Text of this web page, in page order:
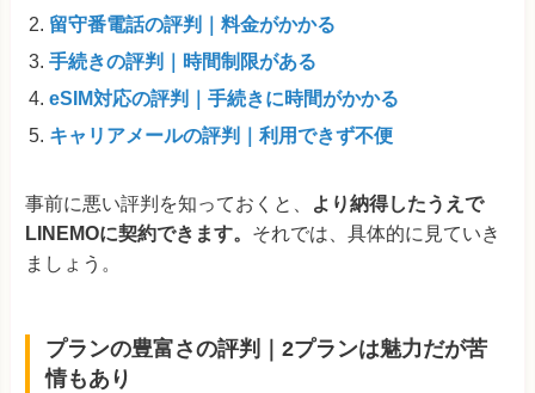
留守番電話の評判｜料金がかかる
手続きの評判｜時間制限がある
eSIM対応の評判｜手続きに時間がかかる
キャリアメールの評判｜利用できず不便
事前に悪い評判を知っておくと、
より納得したうえで
LINEMOに契約できます。 それでは、具体的に見ていき
ましょう。
プランの豊富さの評判｜2プランは魅力だが苦
情もあり